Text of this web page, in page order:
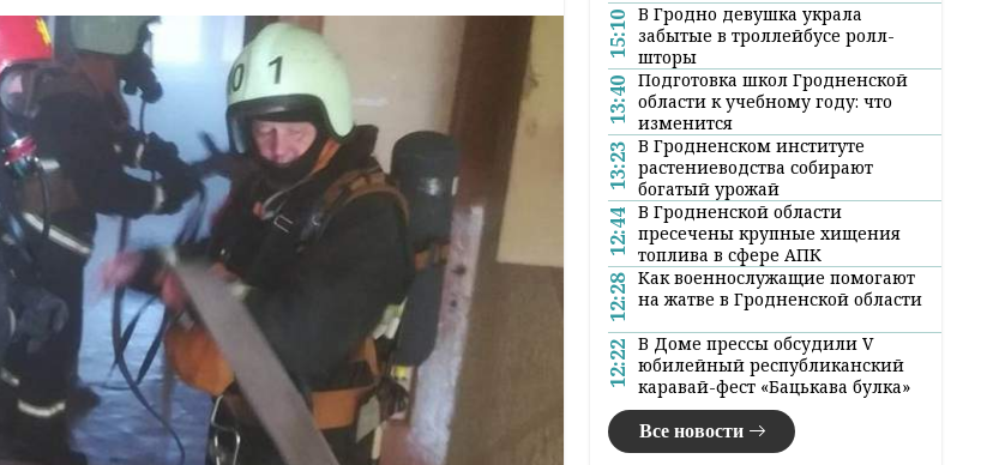
15:10 В Гродно девушка украла
забытые в троллейбусе ролл-
шторы
13:40 Подготовка школ Гродненской
области к учебному году: что
изменится
13:23 В Гродненском институте
растениеводства собирают
богатый урожай
12:44 В Гродненской области
пресечены крупные хищения
топлива в сфере АПК
12:28 Как военнослужащие помогают
на жатве в Гродненской области
12:22 В Доме прессы обсудили V
юбилейный республиканский
каравай-фест «Бацькава булка»
Все новости